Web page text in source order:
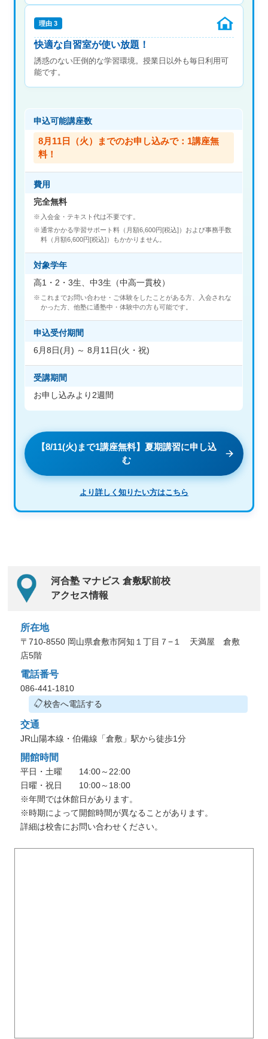
理由 3
快適な自習室が使い放題！
誘惑のない圧倒的な学習環境。授業日以外も毎日利用可
能です。
申込可能講座数
8月11日（火）までのお申し込みで：1講座無
料！
費用
完全無料
入会金・テキスト代は不要です。
通常かかる学習サポート料（月額6,600円[税込]）および事務手数
料（月額6,600円[税込]）もかかりません。
対象学年
高1・2・3生、中3生（中高一貫校）
これまでお問い合わせ・ご体験をしたことがある方、入会されな
かった方、他塾に通塾中・体験中の方も可能です。
申込受付期間
6月8日(月) ～ 8月11日(火・祝)
受講期間
お申し込みより2週間
【8/11(火)まで1講座無料】夏期講習に申し込
む
より詳しく知りたい方はこちら
河合塾 マナビス 倉敷駅前校
アクセス情報
所在地
〒710-8550 岡山県倉敷市阿知１丁目７−１ 天満屋 倉敷
店5階
電話番号
086-441-1810
校舎へ電話する
交通
JR山陽本線・伯備線「倉敷」駅から徒歩1分
開館時間
平日・土曜 14:00～22:00
日曜・祝日 10:00～18:00
※年間では休館日があります。
※時期によって開館時間が異なることがあります。
詳細は校舎にお問い合わせください。